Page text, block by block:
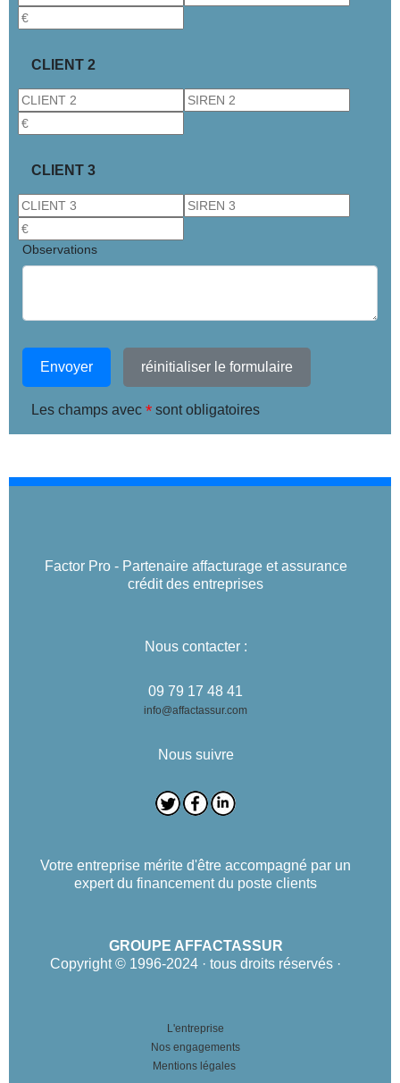
CLIENT 2
CLIENT 3
Observations
Envoyer réinitialiser le formulaire
Les champs avec * sont obligatoires
Factor Pro - Partenaire affacturage et assurance
crédit des entreprises
Nous contacter :
09 79 17 48 41
info@affactassur.com
Nous suivre
Votre entreprise mérite d'être accompagné par un
expert du financement du poste clients
GROUPE AFFACTASSUR
Copyright © 1996-2024 · tous droits réservés ·
L'entreprise
Nos engagements
Mentions légales